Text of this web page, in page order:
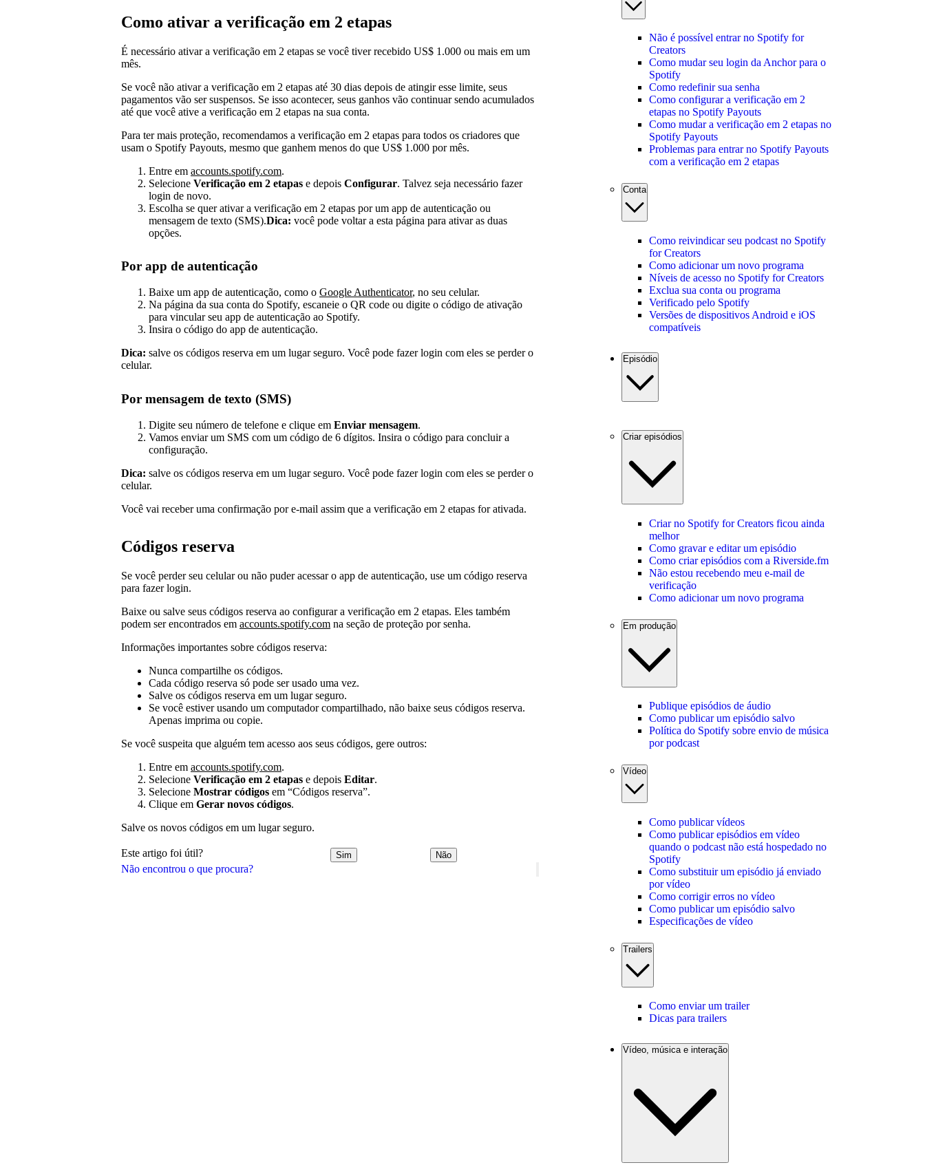
Não encontrou o que procura?
Como ativar a verificação em 2 etapas
É necessário ativar a verificação em 2 etapas se você tiver recebido US$ 1.000 ou mais em um
mês.
Se você não ativar a verificação em 2 etapas até 30 dias depois de atingir esse limite, seus
pagamentos vão ser suspensos. Se isso acontecer, seus ganhos vão continuar sendo acumulados
até que você ative a verificação em 2 etapas na sua conta.
Para ter mais proteção, recomendamos a verificação em 2 etapas para todos os criadores que
usam o Spotify Payouts, mesmo que ganhem menos do que US$ 1.000 por mês.
Entre em accounts.spotify.com.
Selecione Verificação em 2 etapas e depois Configurar. Talvez seja necessário fazer
login de novo.
Escolha se quer ativar a verificação em 2 etapas por um app de autenticação ou
mensagem de texto (SMS).Dica: você pode voltar a esta página para ativar as duas
opções.
Por app de autenticação
Baixe um app de autenticação, como o Google Authenticator, no seu celular.
Na página da sua conta do Spotify, escaneie o QR code ou digite o código de ativação
para vincular seu app de autenticação ao Spotify.
Insira o código do app de autenticação.
Dica: salve os códigos reserva em um lugar seguro. Você pode fazer login com eles se perder o
celular.
Por mensagem de texto (SMS)
Digite seu número de telefone e clique em Enviar mensagem.
Vamos enviar um SMS com um código de 6 dígitos. Insira o código para concluir a
configuração.
Dica: salve os códigos reserva em um lugar seguro. Você pode fazer login com eles se perder o
celular.
Você vai receber uma confirmação por e‑mail assim que a verificação em 2 etapas for ativada.
Códigos reserva
Se você perder seu celular ou não puder acessar o app de autenticação, use um código reserva
para fazer login.
Baixe ou salve seus códigos reserva ao configurar a verificação em 2 etapas. Eles também
podem ser encontrados em accounts.spotify.com na seção de proteção por senha.
Informações importantes sobre códigos reserva:
Nunca compartilhe os códigos.
Cada código reserva só pode ser usado uma vez.
Salve os códigos reserva em um lugar seguro.
Se você estiver usando um computador compartilhado, não baixe seus códigos reserva.
Apenas imprima ou copie.
Se você suspeita que alguém tem acesso aos seus códigos, gere outros:
Entre em accounts.spotify.com.
Selecione Verificação em 2 etapas e depois Editar.
Selecione Mostrar códigos em “Códigos reserva”.
Clique em Gerar novos códigos.
Salve os novos códigos em um lugar seguro.
Este artigo foi útil? Sim Não
Não é possível entrar no Spotify for
Creators
Como mudar seu login da Anchor para o
Spotify
Como redefinir sua senha
Como configurar a verificação em 2
etapas no Spotify Payouts
Como mudar a verificação em 2 etapas no
Spotify Payouts
Problemas para entrar no Spotify Payouts
com a verificação em 2 etapas
Conta
Como reivindicar seu podcast no Spotify
for Creators
Como adicionar um novo programa
Níveis de acesso no Spotify for Creators
Exclua sua conta ou programa
Verificado pelo Spotify
Versões de dispositivos Android e iOS
compatíveis
Episódio
Criar episódios
Criar no Spotify for Creators ficou ainda
melhor
Como gravar e editar um episódio
Como criar episódios com a Riverside.fm
Não estou recebendo meu e‑mail de
verificação
Como adicionar um novo programa
Em produção
Publique episódios de áudio
Como publicar um episódio salvo
Política do Spotify sobre envio de música
por podcast
Vídeo
Como publicar vídeos
Como publicar episódios em vídeo
quando o podcast não está hospedado no
Spotify
Como substituir um episódio já enviado
por vídeo
Como corrigir erros no vídeo
Como publicar um episódio salvo
Especificações de vídeo
Trailers
Como enviar um trailer
Dicas para trailers
Vídeo, música e interação